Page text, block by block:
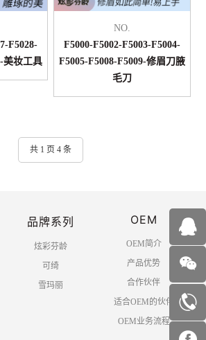
F5028-
美妆工具
NO.
F5000-F5002-F5003-F5004-
F5005-F5008-F5009-修眉刀腋
毛刀
共 1 页 4 条
品牌系列
炫彩芬龄
可绮
雪玛丽
OEM
OEM简介
产品优势
合作伙伴
适合OEM的伙伴
OEM业务流程